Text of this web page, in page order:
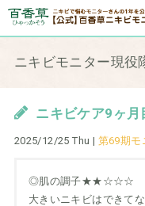
ニキビモニター現役
ニキビケア9ヶ月
2025/12/25 Thu | 第69期モ
◎肌の調子★★☆☆☆
大きいニキビはできて